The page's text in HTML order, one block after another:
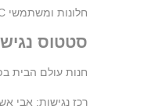
חלונות ומשתמשי MAC.
סטטוס
חנות עולם הבית בפראן 10, רמת אכשכול, ירושלים אינה מונגשת
רכז נגישות: אבי אשכנזי,